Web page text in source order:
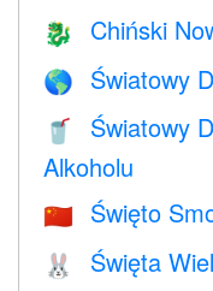
🐉 Chiński
🌎 Światowy
🥤
Światowy
Alkoholu
🇨🇳 Święto
🐰 Święta